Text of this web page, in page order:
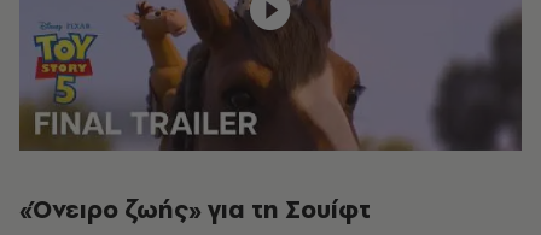
«Όνειρο ζωής» για τη Σουίφτ